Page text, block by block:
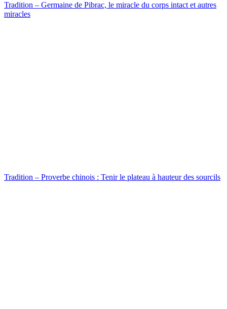
Tradition – Germaine de Pibrac, le miracle du corps intact et autres
miracles
Tradition – Proverbe chinois : Tenir le plateau à hauteur des sourcils